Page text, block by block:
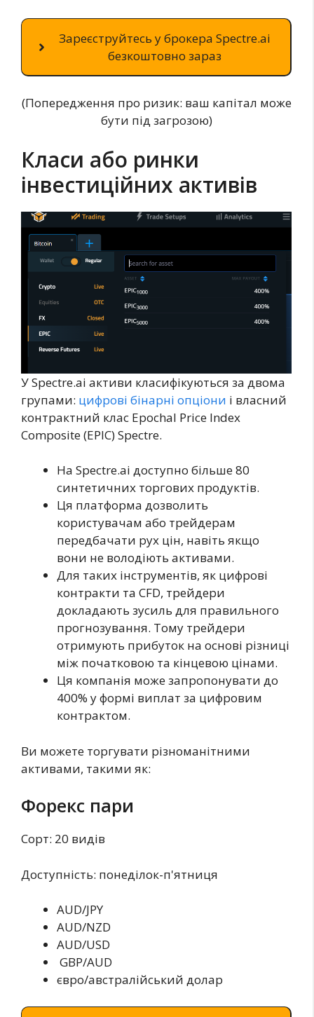
Зареєструйтесь у брокера Spectre.ai
безкоштовно зараз
(Попередження про ризик: ваш капітал може
бути під загрозою)
Класи або ринки
інвестиційних активів
У Spectre.ai активи класифікуються за двома
групами: цифрові бінарні опціони і власний
контрактний клас Epochal Price Index
Composite (EPIC) Spectre.
На Spectre.ai доступно більше 80
синтетичних торгових продуктів.
Ця платформа дозволить
користувачам або трейдерам
передбачати рух цін, навіть якщо
вони не володіють активами.
Для таких інструментів, як цифрові
контракти та CFD, трейдери
докладають зусиль для правильного
прогнозування. Тому трейдери
отримують прибуток на основі різниці
між початковою та кінцевою цінами.
Ця компанія може запропонувати до
400% у формі виплат за цифровим
контрактом.
Ви можете торгувати різноманітними
активами, такими як:
Форекс пари
Сорт: 20 видів
Доступність: понеділок-п'ятниця
AUD/JPY
AUD/NZD
AUD/USD
GBP/AUD
євро/австралійський долар